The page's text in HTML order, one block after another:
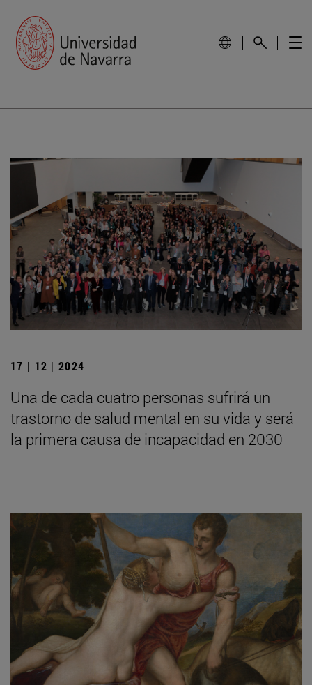
17 | 12 | 2024
Una de cada cuatro personas sufrirá un
trastorno de salud mental en su vida y será
la primera causa de incapacidad en 2030